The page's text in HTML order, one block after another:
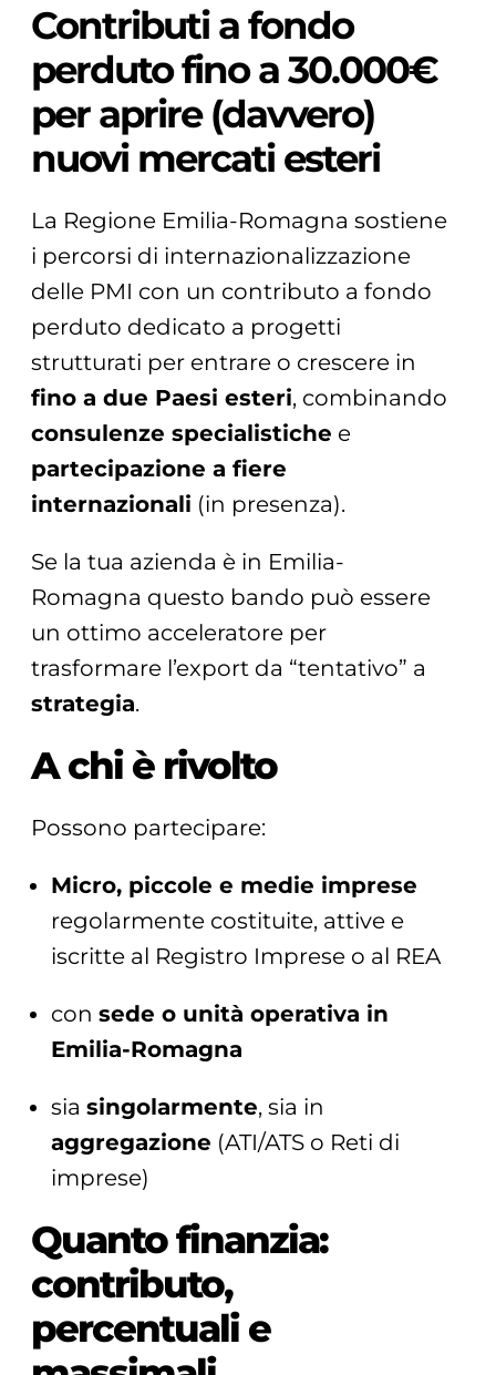
Contributi a fondo
perduto fino a 30.000€
per aprire (davvero)
nuovi mercati esteri
La Regione Emilia-Romagna sostiene
i percorsi di internazionalizzazione
delle PMI con un contributo a fondo
perduto dedicato a progetti
strutturati per entrare o crescere in
fino a due Paesi esteri, combinando
consulenze specialistiche e
partecipazione a fiere
internazionali (in presenza).
Se la tua azienda è in Emilia-
Romagna questo bando può essere
un ottimo acceleratore per
trasformare l’export da “tentativo” a
strategia.
A chi è rivolto
Possono partecipare:
Micro, piccole e medie imprese
regolarmente costituite, attive e
iscritte al Registro Imprese o al REA
con sede o unità operativa in
Emilia-Romagna
sia singolarmente, sia in
aggregazione (ATI/ATS o Reti di
imprese)
Quanto finanzia:
contributo,
percentuali e